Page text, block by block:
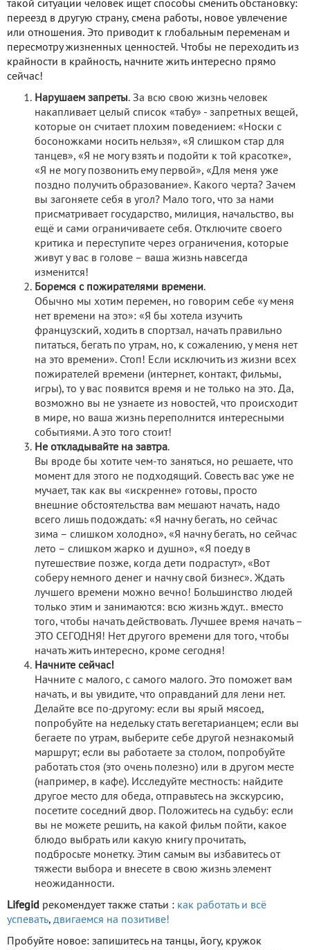
такой ситуации человек ищет способы сменить обстановку:
переезд в другую страну, смена работы, новое увлечение
или отношения. Это приводит к глобальным переменам и
пересмотру жизненных ценностей. Чтобы не переходить из
крайности в крайность, начните жить интересно прямо
сейчас!
Нарушаем запреты. За всю свою жизнь человек
накапливает целый список «табу» - запретных вещей,
которые он считает плохим поведением: «Носки с
босоножками носить нельзя», «Я слишком стар для
танцев», «Я не могу взять и подойти к той красотке»,
«Я не могу позвонить ему первой», «Для меня уже
поздно получить образование». Какого черта? Зачем
вы загоняете себя в угол? Мало того, что за нами
присматривает государство, милиция, начальство, вы
ещё и сами ограничиваете себя. Отключите своего
критика и переступите через ограничения, которые
живут у вас в голове – ваша жизнь навсегда
изменится!
Боремся с пожирателями времени.
Обычно мы хотим перемен, но говорим себе «у меня
нет времени на это»: «Я бы хотела изучить
французский, ходить в спортзал, начать правильно
питаться, бегать по утрам, но, к сожалению, у меня нет
на это времени». Стоп! Если исключить из жизни всех
пожирателей времени (интернет, контакт, фильмы,
игры), то у вас появится время и не только на это. Да,
возможно вы не узнаете из новостей, что происходит
в мире, но ваша жизнь переполнится интересными
событиями. А это того стоит!
Не откладывайте на завтра.
Вы вроде бы хотите чем-то заняться, но решаете, что
момент для этого не подходящий. Совесть вас уже не
мучает, так как вы «искренне» готовы, просто
внешние обстоятельства вам мешают начать, надо
всего лишь подождать: «Я начну бегать, но сейчас
зима – слишком холодно», «Я начну бегать, но сейчас
лето – слишком жарко и душно», «Я поеду в
путешествие позже, когда дети подрастут», «Вот
соберу немного денег и начну свой бизнес». Ждать
лучшего времени можно вечно! Большинство людей
только этим и занимаются: всю жизнь ждут.. вместо
того, чтобы начать действовать. Лучшее время начать –
ЭТО СЕГОДНЯ! Нет другого времени для того, чтобы
начать жить интересно, кроме сегодня!
Начните сейчас!
Начните с малого, с самого малого. Это поможет вам
начать, и вы увидите, что оправданий для лени нет.
Делайте все по-другому: если вы ярый мясоед,
попробуйте на недельку стать вегетарианцем; если вы
бегаете по утрам, выберите себе другой незнакомый
маршрут; если вы работаете за столом, попробуйте
работать стоя (это очень полезно) или в другом месте
(например, в кафе). Исследуйте местность: найдите
другое место для обеда, отправьтесь на экскурсию,
посетите соседний двор. Положитесь на судьбу: если
вы не можете решить, на какой фильм пойти, какое
блюдо выбрать или какую книгу прочитать,
подбросьте монетку. Этим самым вы избавитесь от
тяжести выбора и внесете в свою жизнь элемент
неожиданности.
Lifegid рекомендует также статьи : как работать и всё
успевать, двигаемся на позитиве!
Пробуйте новое: запишитесь на танцы, йогу, кружок